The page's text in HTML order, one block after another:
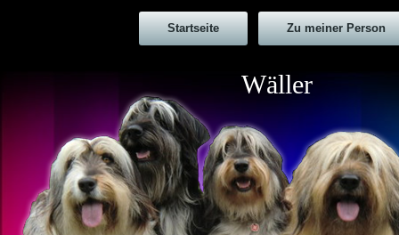
Startseite Zu meiner Person
Wäller